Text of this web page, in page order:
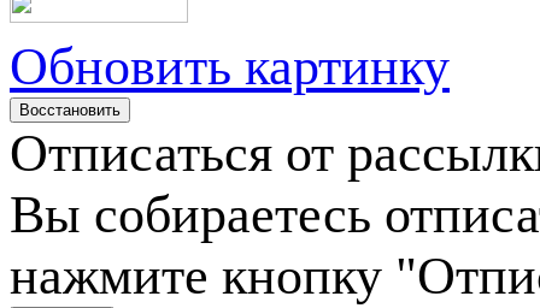
Обновить картинку
Отписаться от
Вы собираетесь
нажмите кнопку